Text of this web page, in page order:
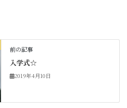
前の記事
入学式☆
2019年4月10日